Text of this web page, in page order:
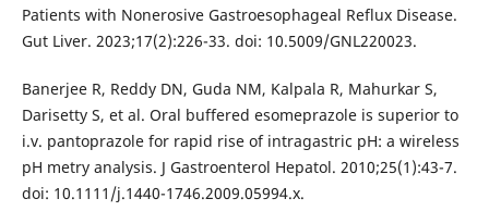
Patients with Nonerosive Gastroesophageal Reflux Disease.
Gut Liver. 2023;17(2):226-33. doi: 10.5009/GNL220023.
Banerjee R, Reddy DN, Guda NM, Kalpala R, Mahurkar S,
Darisetty S, et al. Oral buffered esomeprazole is superior to
i.v. pantoprazole for rapid rise of intragastric pH: a wireless
pH metry analysis. J Gastroenterol Hepatol. 2010;25(1):43-7.
doi: 10.1111/j.1440-1746.2009.05994.x.